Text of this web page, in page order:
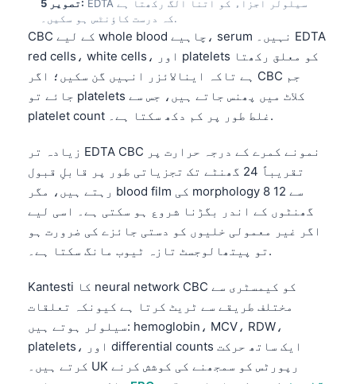
تصویر 5: EDTA سیلولر اجزاء کو اتنا الگ رکھتا ہے
کہ درست کاؤنٹس ہو سکیں۔.
CBC کے لیے whole blood چاہیے، serum نہیں۔ EDTA
red cells، white cells، اور platelets کو معلق رکھتا
ہے تاکہ اینالائزر انہیں گن سکیں؛ اگر CBC جم
جائے تو platelets کلاٹ میں پھنس جاتے ہیں، جس سے
platelet count غلط طور پر کم دکھ سکتا ہے۔.
زیادہ تر EDTA CBC نمونے کمرے کے درجہ حرارت پر
تقریباً 24 گھنٹے تک تجزیاتی طور پر قابلِ قبول
رہتے ہیں، مگر blood film کی morphology 8 سے 12
گھنٹوں کے اندر بگڑنا شروع ہو سکتی ہے۔ اسی لیے
اگر غیر معمولی خلیوں کو دستی جائزے کی ضرورت ہو
تو پیتھالوجسٹ تازہ ٹیوب مانگ سکتا ہے۔.
Kantesti کا neural network CBC کو کیمسٹری سے
مختلف طریقے سے ٹریٹ کرتا ہے کیونکہ تعلقات
سیلولر ہوتے ہیں: hemoglobin، MCV، RDW،
platelets، اور differential counts ایک ساتھ حرکت
کرتے ہیں۔ UK رپورٹس کو سمجھنے کی کوشش کرنے